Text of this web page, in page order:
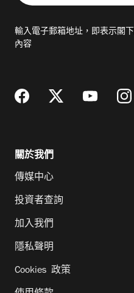
郵
輸入電子郵箱地址，即表示閣
內容
關於我們
傳媒中心
投資者查詢
加入我們
隱私聲明
Cookies 政策